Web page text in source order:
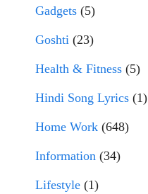
Gadgets (5)
Goshti (23)
Health & Fitness (5)
Hindi Song Lyrics (1)
Home Work (648)
Information (34)
Lifestyle (1)